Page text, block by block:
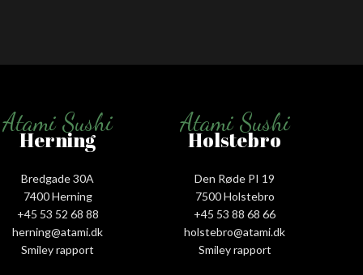
Atami Sushi
Herning
Bredgade 30A
7400 Herning
+45 53 52 68 88
herning@atami.dk
Smiley rapport
Atami Sushi
Holstebro
Den Røde PI 19
7500 Holstebro
+45 53 88 68 66
holstebro@atami.dk
Smiley rapport